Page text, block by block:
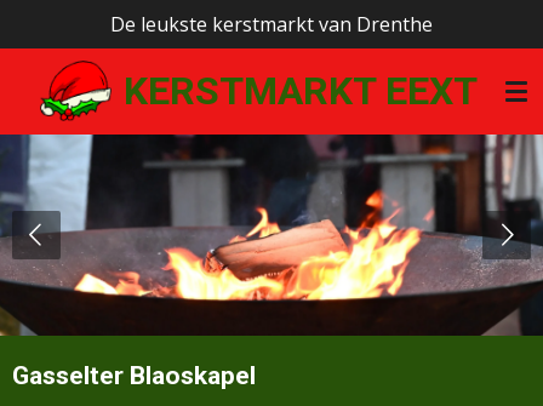
direct
naar
hoofdinhoud
KERSTMARKT EEXT
De leukste kerstmarkt van Drenthe
Gasselter Blaoskapel